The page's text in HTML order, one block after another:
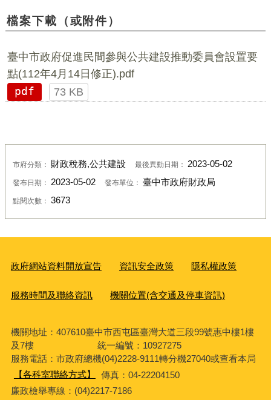
檔案下載（或附件）
臺中市政府促進民間參與公共建設推動委員會設置要
點(112年4月14日修正).pdf
pdf
73 KB
市府分類： 財政稅務,公共建設 最後異動日期： 2023-05-02
發布日期： 2023-05-02 發布單位： 臺中市政府財政局
點閱次數： 3673
政府網站資料開放宣告 資訊安全政策 隱私權政策
服務時間及聯絡資訊 機關位置(含交通及停車資訊)
機關地址：407610臺中市西屯區臺灣大道三段99號惠中樓1樓
及7樓 統一編號：10927275
服務電話：市政府總機(04)2228-9111轉分機27040或查看本局
【各科室聯絡方式】
傳真：04-22204150
廉政檢舉專線：(04)2217-7186